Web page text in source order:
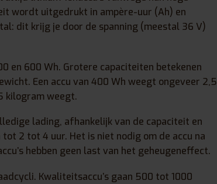
wordt uitgedrukt in ampère-uur (Ah) en
dit krijg je door de spanning (meestal 36 V)
en 600 Wh. Grotere capaciteiten betekenen
Een accu van 400 Wh weegt ongeveer 2,5
kilogram weegt.
lading, afhankelijk van de capaciteit en
2 tot 4 uur. Het is niet nodig om de accu na
hebben geen last van het geheugeneffect.
Kwaliteitsaccu’s gaan 500 tot 1000